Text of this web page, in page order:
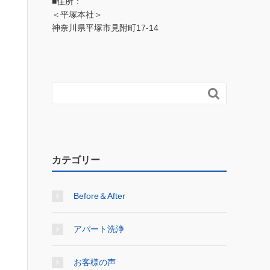
＜平塚本社＞
神奈川県平塚市見附町17-14

カテゴリー
Before＆After
アパート洗浄
お客様の声